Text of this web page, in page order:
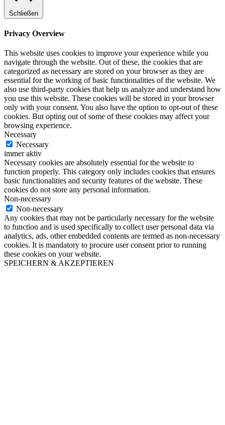
Schließen
Privacy Overview
This website uses cookies to improve your experience while you
navigate through the website. Out of these, the cookies that are
categorized as necessary are stored on your browser as they are
essential for the working of basic functionalities of the website. We
also use third-party cookies that help us analyze and understand how
you use this website. These cookies will be stored in your browser
only with your consent. You also have the option to opt-out of these
cookies. But opting out of some of these cookies may affect your
browsing experience.
Necessary
Necessary
immer aktiv
Necessary cookies are absolutely essential for the website to
function properly. This category only includes cookies that ensures
basic functionalities and security features of the website. These
cookies do not store any personal information.
Non-necessary
Non-necessary
Any cookies that may not be particularly necessary for the website
to function and is used specifically to collect user personal data via
analytics, ads, other embedded contents are termed as non-necessary
cookies. It is mandatory to procure user consent prior to running
these cookies on your website.
SPEICHERN & AKZEPTIEREN